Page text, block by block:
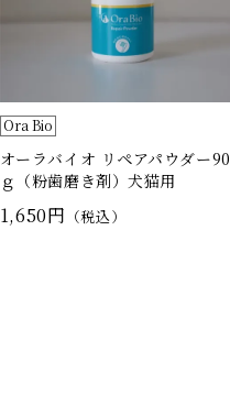
Ora Bio
オーラバイオ リペアパウダー90
ｇ（粉歯磨き剤）犬猫用
1,650円 （税込）